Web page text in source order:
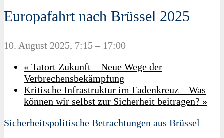
Europafahrt nach Brüssel 2025
10. August 2025, 7:15 – 17:00
« Tatort Zukunft – Neue Wege der
Verbrechensbekämpfung
Kritische Infrastruktur im Fadenkreuz – Was
können wir selbst zur Sicherheit beitragen? »
Sicherheitspolitische Betrachtungen aus Brüssel